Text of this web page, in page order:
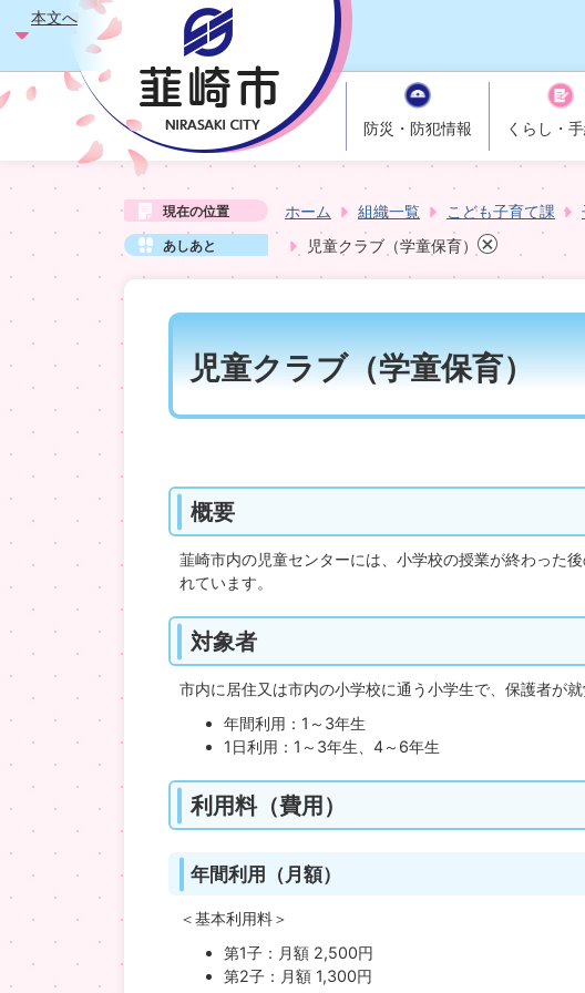
本文へ
防災・防犯情報 くらし・
現在の位置 ホーム 組織一覧 こども子育て課
あしあと 児童クラブ（学童保育）
児童クラブ（学童保育）
概要
韮崎市内の児童センターには、小学校の授業が終わった
れています。
対象者
市内に居住又は市内の小学校に通う小学生で、保護者が
年間利用：1～3年生
1日利用：1～3年生、4～6年生
利用料（費用）
年間利用（月額）
＜基本利用料＞
第1子：月額 2,500円
第2子：月額 1,300円